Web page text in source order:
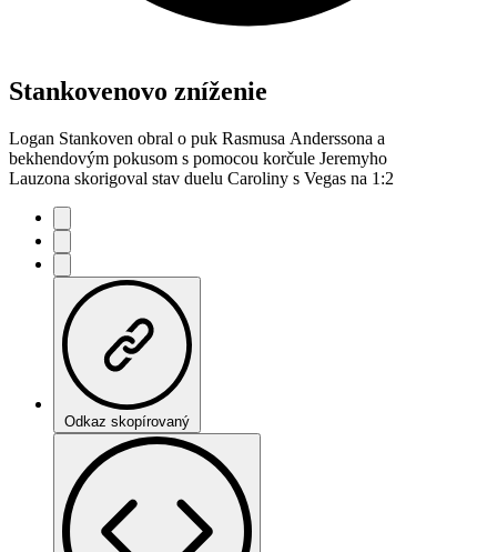
Stankovenovo zníženie
Logan Stankoven obral o puk Rasmusa Anderssona a
bekhendovým pokusom s pomocou korčule Jeremyho
Lauzona skorigoval stav duelu Caroliny s Vegas na 1:2
Odkaz skopírovaný